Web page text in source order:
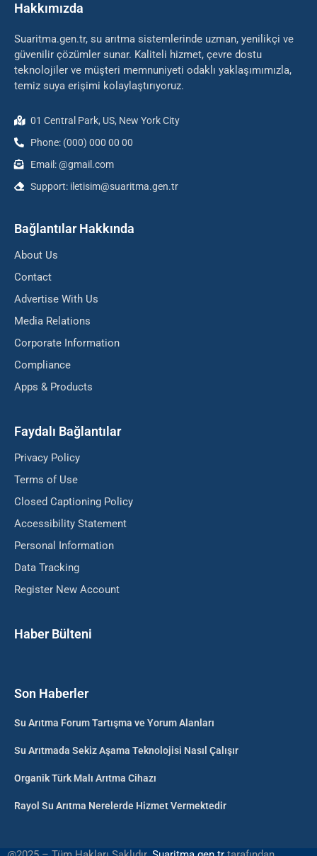
Hakkımızda
Suaritma.gen.tr, su arıtma sistemlerinde uzman, yenilikçi ve
güvenilir çözümler sunar. Kaliteli hizmet, çevre dostu
teknolojiler ve müşteri memnuniyeti odaklı yaklaşımımızla,
temiz suya erişimi kolaylaştırıyoruz.
01 Central Park, US, New York City
Phone: (000) 000 00 00
Email: @gmail.com
Support: iletisim@suaritma.gen.tr
Bağlantılar Hakkında
About Us
Contact
Advertise With Us
Media Relations
Corporate Information
Compliance
Apps & Products
Faydalı Bağlantılar
Privacy Policy
Terms of Use
Closed Captioning Policy
Accessibility Statement
Personal Information
Data Tracking
Register New Account
Haber Bülteni
Son Haberler
Su Arıtma Forum Tartışma ve Yorum Alanları
Su Arıtmada Sekiz Aşama Teknolojisi Nasıl Çalışır
Organik Türk Malı Arıtma Cihazı
Rayol Su Arıtma Nerelerde Hizmet Vermektedir